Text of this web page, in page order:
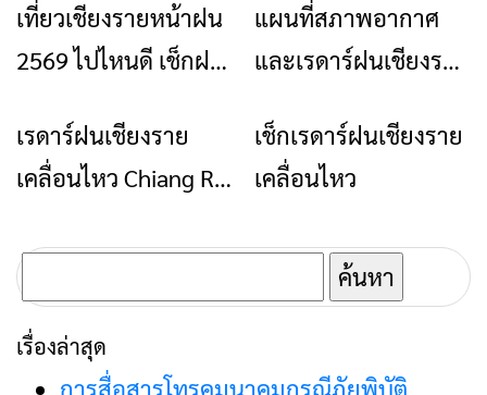
ง่าย
ท่องเที่ยว
เที่ยวเชียงรายหน้าฝน
2569 ไปไหนดี เช็กฝน
เชียงรายอีกมุม
ข่าวเชียงราย
แผนที่สภาพอากาศ
และเรดาร์ฝนเชียงราย
ข่าวเชียงราย
เรดาร์ฝนเชียงราย
เคลื่อนไหว Chiang Rai
ข่าวเชียงราย
เช็กเรดาร์ฝนเชียงราย
เคลื่อนไหว
ค้นหา
สำหรับ:
เรื่องล่าสุด
การสื่อสารโทรคมนาคมกรณีภัยพิบัติ